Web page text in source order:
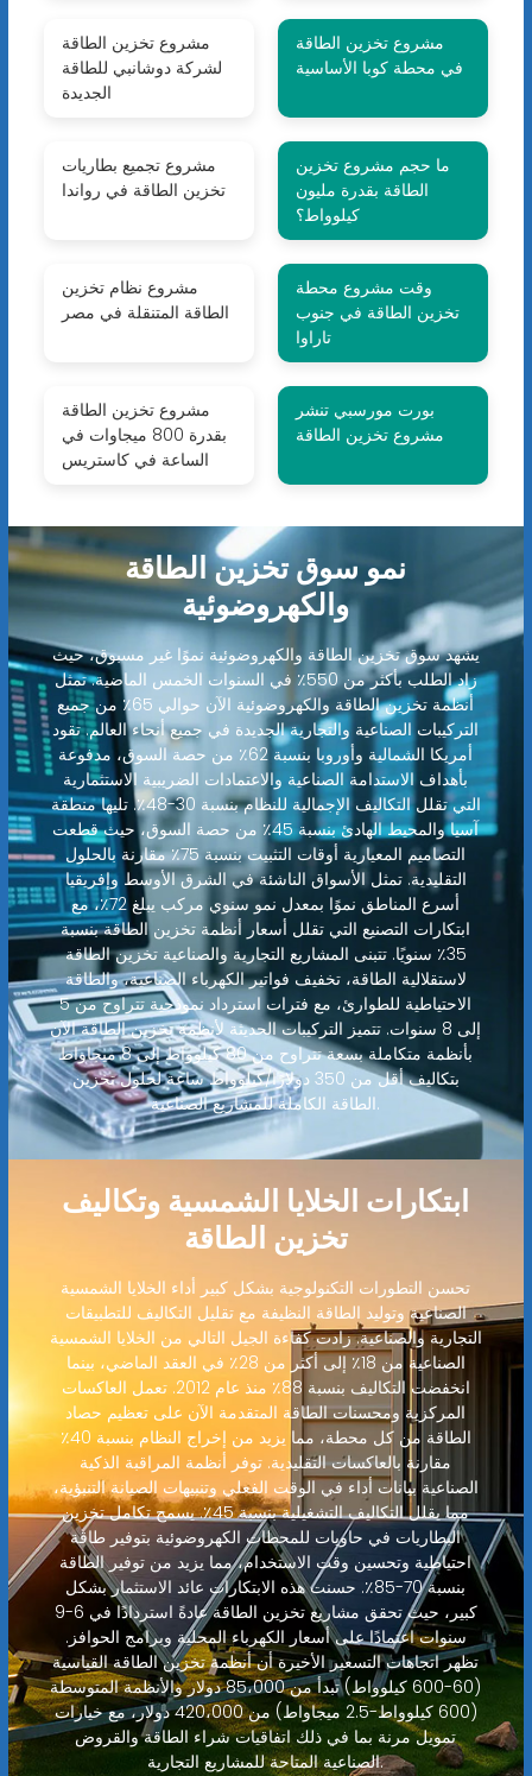
مشروع تخزين الطاقة
لشركة دوشانبي للطاقة
الجديدة
مشروع تخزين الطاقة
في محطة كوبا الأساسية
مشروع تجميع بطاريات
تخزين الطاقة في رواندا
ما حجم مشروع تخزين
الطاقة بقدرة مليون
كيلوواط؟
مشروع نظام تخزين
الطاقة المتنقلة في مصر
وقت مشروع محطة
تخزين الطاقة في جنوب
تاراوا
مشروع تخزين الطاقة
بقدرة 800 ميجاوات في
الساعة في كاستريس
بورت مورسبي تنشر
مشروع تخزين الطاقة
نمو سوق تخزين الطاقة
والكهروضوئية
يشهد سوق تخزين الطاقة والكهروضوئية نموًا غير مسبوق، حيث
زاد الطلب بأكثر من 550٪ في السنوات الخمس الماضية. تمثل
أنظمة تخزين الطاقة والكهروضوئية الآن حوالي 65٪ من جميع
التركيبات الصناعية والتجارية الجديدة في جميع أنحاء العالم. تقود
أمريكا الشمالية وأوروبا بنسبة 62٪ من حصة السوق، مدفوعة
بأهداف الاستدامة الصناعية والاعتمادات الضريبية الاستثمارية
التي تقلل التكاليف الإجمالية للنظام بنسبة 30-48٪. تليها منطقة
آسيا والمحيط الهادئ بنسبة 45٪ من حصة السوق، حيث قطعت
التصاميم المعيارية أوقات التثبيت بنسبة 75٪ مقارنة بالحلول
التقليدية. تمثل الأسواق الناشئة في الشرق الأوسط وإفريقيا
أسرع المناطق نموًا بمعدل نمو سنوي مركب يبلغ 72٪، مع
ابتكارات التصنيع التي تقلل أسعار أنظمة تخزين الطاقة بنسبة
35٪ سنويًا. تتبنى المشاريع التجارية والصناعية تخزين الطاقة
لاستقلالية الطاقة، تخفيف فواتير الكهرباء الصناعية، والطاقة
الاحتياطية للطوارئ، مع فترات استرداد نموذجية تتراوح من 5
إلى 8 سنوات. تتميز التركيبات الحديثة لأنظمة تخزين الطاقة الآن
بأنظمة متكاملة بسعة تتراوح من 80 كيلوواط إلى 8 ميجاواط
بتكاليف أقل من 350 دولارًا/كيلوواط ساعة لحلول تخزين
الطاقة الكاملة للمشاريع الصناعية.
ابتكارات الخلايا الشمسية وتكاليف
تخزين الطاقة
تحسن التطورات التكنولوجية بشكل كبير أداء الخلايا الشمسية
الصناعية وتوليد الطاقة النظيفة مع تقليل التكاليف للتطبيقات
التجارية والصناعية. زادت كفاءة الجيل التالي من الخلايا الشمسية
الصناعية من 18٪ إلى أكثر من 28٪ في العقد الماضي، بينما
انخفضت التكاليف بنسبة 88٪ منذ عام 2012. تعمل العاكسات
المركزية ومحسنات الطاقة المتقدمة الآن على تعظيم حصاد
الطاقة من كل محطة، مما يزيد من إخراج النظام بنسبة 40٪
مقارنة بالعاكسات التقليدية. توفر أنظمة المراقبة الذكية
الصناعية بيانات أداء في الوقت الفعلي وتنبيهات الصيانة التنبؤية،
مما يقلل التكاليف التشغيلية بنسبة 45٪. يسمح تكامل تخزين
البطاريات في حاويات للمحطات الكهروضوئية بتوفير طاقة
احتياطية وتحسين وقت الاستخدام، مما يزيد من توفير الطاقة
بنسبة 70-85٪. حسنت هذه الابتكارات عائد الاستثمار بشكل
كبير، حيث تحقق مشاريع تخزين الطاقة عادةً استردادًا في 6-9
سنوات اعتمادًا على أسعار الكهرباء المحلية وبرامج الحوافز.
تظهر اتجاهات التسعير الأخيرة أن أنظمة تخزين الطاقة القياسية
(60-600 كيلوواط) تبدأ من 85،000 دولار والأنظمة المتوسطة
(600 كيلوواط-2.5 ميجاواط) من 420،000 دولار، مع خيارات
تمويل مرنة بما في ذلك اتفاقيات شراء الطاقة والقروض
الصناعية المتاحة للمشاريع التجارية.